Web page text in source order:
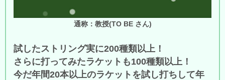
通称：教授(TO BE さん)
試したストリング実に200種類以上！
さらに打ってみたラケットも100種類以上！
今だ年間20本以上のラケットを試し打ちして年